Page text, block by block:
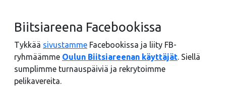
Biitsiareena Facebookissa
Tykkää sivustamme Facebookissa ja liity FB-
ryhmäämme Oulun Biitsiareenan käyttäjät. Siellä
sumplimme turnauspäiviä ja rekrytoimme
pelikavereita.